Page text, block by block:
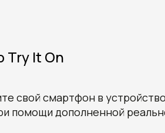
Try It On
свой смартфон в
помощи дополненной